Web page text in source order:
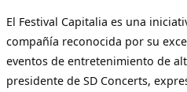
El Festival Capitalia es una
compañía reconocida por su
eventos de entretenimiento de
presidente de SD Concerts,